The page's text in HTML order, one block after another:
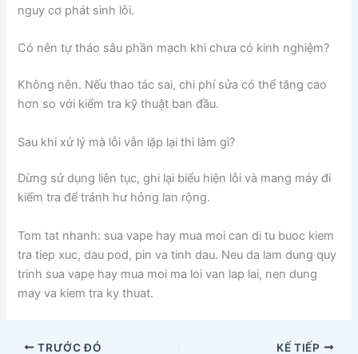
nguy cơ phát sinh lỗi.
Có nên tự tháo sâu phần mạch khi chưa có kinh nghiệm?
Không nên. Nếu thao tác sai, chi phí sửa có thể tăng cao
hơn so với kiểm tra kỹ thuật ban đầu.
Sau khi xử lý mà lỗi vẫn lặp lại thì làm gì?
Dừng sử dụng liên tục, ghi lại biểu hiện lỗi và mang máy đi
kiểm tra để tránh hư hỏng lan rộng.
Tom tat nhanh: sua vape hay mua moi can di tu buoc kiem
tra tiep xuc, dau pod, pin va tinh dau. Neu da lam dung quy
trinh sua vape hay mua moi ma loi van lap lai, nen dung
may va kiem tra ky thuat.
TRƯỚC ĐÓ KẾ TIẾP